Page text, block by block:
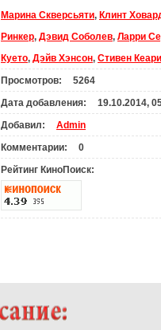
Марина Скверсьяти, Клинт
Ринкер, Дэвид Соболев, Ларри
Куето, Дэйв Хэнсон, Стивен
Просмотров:
5264
Дата добавления:
19.10.2014,
Добавил:
Admin
Комментарии:
0
Рейтинг КиноПоиск: